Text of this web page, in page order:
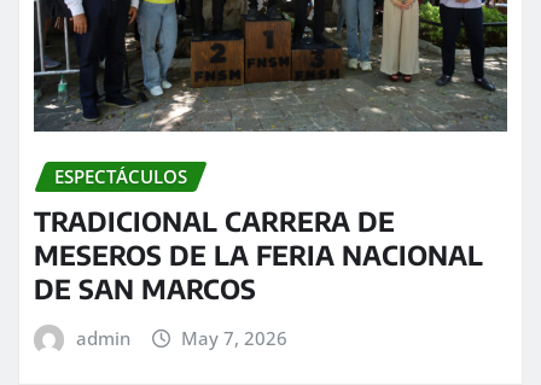
ESPECTÁCULOS
TRADICIONAL CARRERA DE
MESEROS DE LA FERIA NACIONAL
DE SAN MARCOS
admin May 7, 2026